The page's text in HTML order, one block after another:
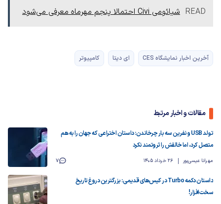
READ شیائومی Civi احتمالا پنجم مهرماه معرفی می‌شود
آخرین اخبار نمایشگاه CES ای دیتا کامپیوتر
مقالات و اخبار مرتبط
تولد USB و نفرین سه بار چرخاندن: داستان اختراعی که جهان را به هم
متصل کرد، اما خالقش را ثروتمند نکرد
مهرانا عیسی‌پور 26 خرداد 1405 7
داستان دکمه Turbo در کیس‌های قدیمی: بزرگترین دروغ تاریخ
سخت‌افزار!